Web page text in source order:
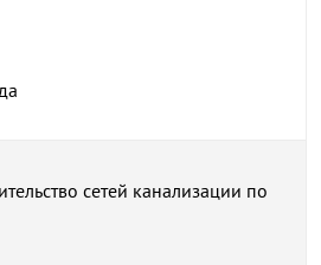
сетей канализации по